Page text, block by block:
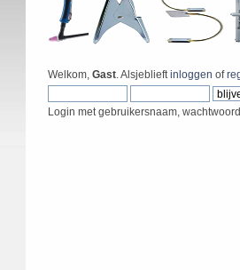
Welkom, Gast. Alsjeblieftinloggen of
Login met gebruikersnaam,